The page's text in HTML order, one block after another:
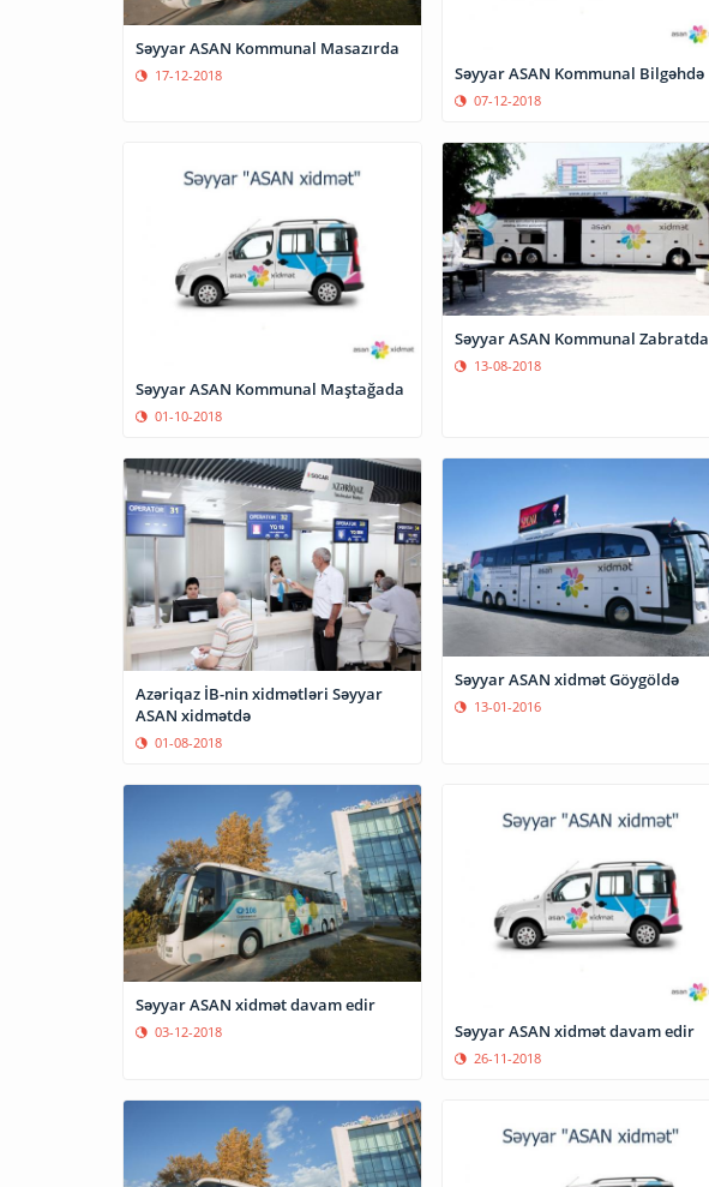
Səyyar ASAN Kommunal Masazırda
17-12-2018 Səyyar ASAN Kommunal Bilgəhdə
07-12-2018
Səyyar ASAN Kommunal Maştağada
01-10-2018
Səyyar ASAN Kommunal Zabratda
13-08-2018
Azəriqaz İB-nin xidmətləri Səyyar
ASAN xidmətdə
01-08-2018
Səyyar ASAN xidmət Göygöldə
13-01-2016
Səyyar ASAN xidmət davam edir
03-12-2018 Səyyar ASAN xidmət davam edir
26-11-2018